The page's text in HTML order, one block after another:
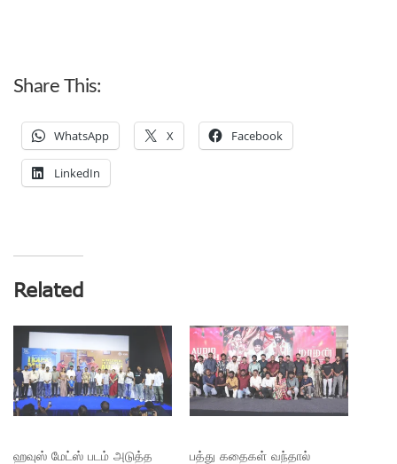
Share This:
WhatsApp X Facebook
LinkedIn
Related
ஹவுஸ் மேட்ஸ் படம் அடுத்த
பத்து கதைகள் வந்தால்